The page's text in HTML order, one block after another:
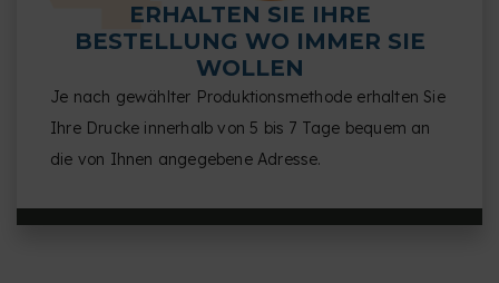
ERHALTEN SIE IHRE
BESTELLUNG WO IMMER SIE
WOLLEN
Je nach gewählter Produktionsmethode erhalten Sie
Ihre Drucke innerhalb von 5 bis 7 Tage bequem an
die von Ihnen angegebene Adresse.